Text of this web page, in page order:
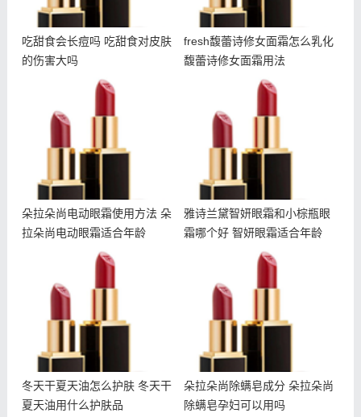
吃甜食会长痘吗 吃甜食对皮肤
的伤害大吗
fresh馥蕾诗修女面霜怎么乳化
馥蕾诗修女面霜用法
朵拉朵尚电动眼霜使用方法
朵拉朵尚电动眼霜使用方法 朵
拉朵尚电动眼霜适合年龄
雅诗兰黛智妍眼霜和小棕瓶
雅诗兰黛智妍眼霜和小棕瓶眼
霜哪个好 智妍眼霜适合年龄
冬天干夏天油怎么护肤 冬
冬天干夏天油怎么护肤 冬天干
夏天油用什么护肤品
朵拉朵尚除螨皂成分 朵拉
朵拉朵尚除螨皂成分 朵拉朵尚
除螨皂孕妇可以用吗